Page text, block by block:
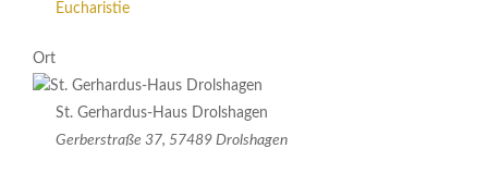
Eucharistie
Ort
St. Gerhardus-Haus Drolshagen
Gerberstraße 37, 57489 Drolshagen